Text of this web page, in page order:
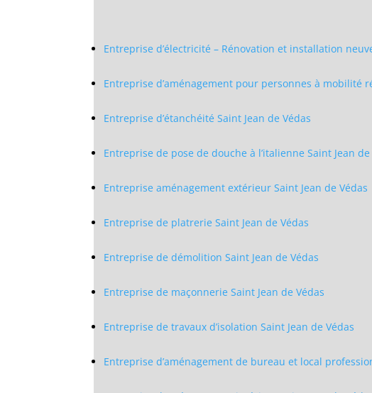
Entreprise d’électricité – Rénovation et installation
Entreprise d’aménagement pour personnes à mobilité
Entreprise d’étanchéité Saint Jean de Védas
Entreprise de pose de douche à l’italienne Saint Jean de
Entreprise aménagement extérieur Saint Jean de Védas
Entreprise de platrerie Saint Jean de Védas
Entreprise de démolition Saint Jean de Védas
Entreprise de maçonnerie Saint Jean de Védas
Entreprise de travaux d’isolation Saint Jean de Védas
Entreprise d’aménagement de bureau et local